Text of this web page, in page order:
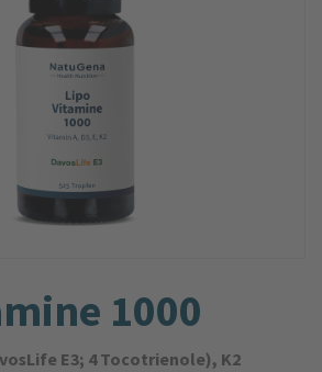
1000
E3; 4 Tocotrienole), K2